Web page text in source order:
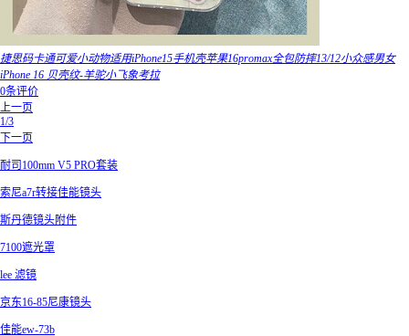
捷思码卡通可爱小动物适用iPhone15手机壳苹果16promax全包防摔13/12小众感男女
iPhone 16 贝壳纹-羊驼小飞象考拉
0条评价
上一页
1/3
下一页
耐司100mm V5 PRO套装
索尼a7r转接佳能镜头
斯丹德镜头附件
7100遮光罩
lee 滤镜
京东16-85尼康镜头
佳能ew-73b